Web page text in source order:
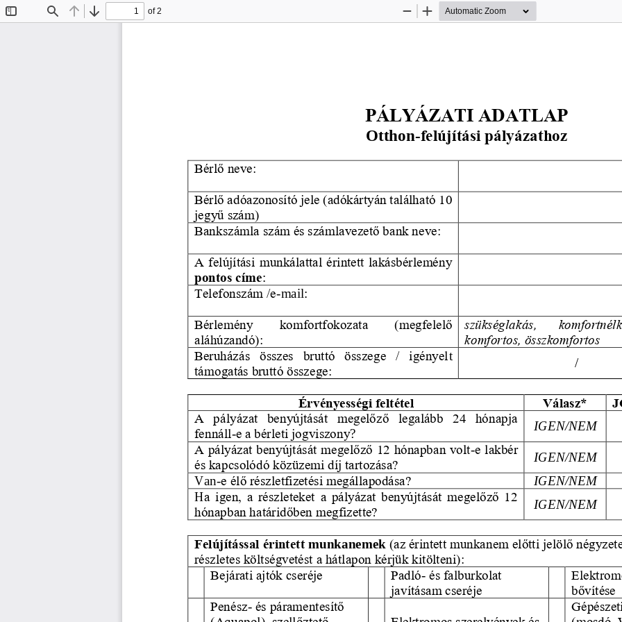
Find Previous
Next
of 2
Zoom
Zoom
PÁLYÁZATI ADATLAP
Otthon-felújítási pályázathoz
Bérlő neve:
Bérlő adóazonosító jele (adókártyán található 10
jegyű szám)
Bankszámla szám és számlavezető bank neve:
A felújítási munkálattal érintett lakásbérlemény
pontos címe:
Telefonszám /e-mail:
Bérlemény   komfortfokozata   (megfelelő
aláhúzandó):
szükséglakás,
komfortos, összkomfortos
Beruházás  összes  bruttó  összege  /  igényelt
támogatás bruttó összege:
/
Érvényességi feltétel Válasz*
A  pályázat  benyújtását  megelőző  legalább  24  hónapja
fennáll-e a bérleti jogviszony?
IGEN/NEM
A pályázat benyújtását megelőző 12 hónapban volt-e lakbér
és kapcsolódó közüzemi díj tartozása?
IGEN/NEM
Van-e élő részletfizetési megállapodása?
IGEN/NEM
Ha igen, a részleteket a pályázat benyújtását megelőző 12
hónapban határidőben megfizette?
IGEN/NEM
Felújítással érintett munkanemek (az érintett munkanem előtti jelölő
részletes költségvetést a hátlapon kérjük kitölteni):
Bejárati ajtók cseréje
Padló- és falburkolat
javításam cseréje
bővítése
Penész- és páramentesítő